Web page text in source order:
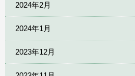
2024年2月
2024年1月
2023年12月